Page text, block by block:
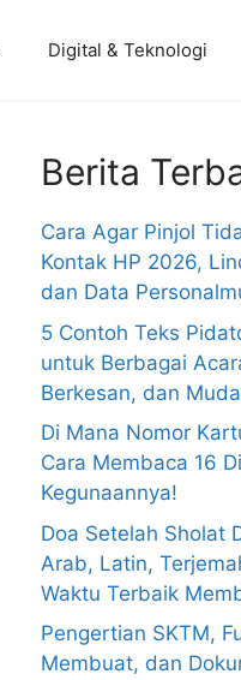
Digital & Teknologi
Berita
Cara Agar Pinjol
Kontak HP 2026,
dan Data
5 Contoh Teks
untuk Berbagai
Berkesan, dan
Di Mana Nomor
Cara Membaca 16
Kegunaannya!
Doa Setelah Sholat
Arab, Latin,
Waktu Terbaik
Pengertian SKTM,
Membuat, dan